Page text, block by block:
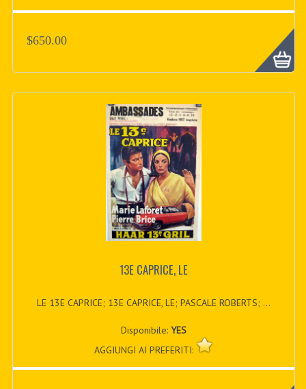
$650.00
13E CAPRICE, LE
LE 13E CAPRICE; 13E CAPRICE, LE; PASCALE ROBERTS; ...
Disponibile: YES
AGGIUNGI AI PREFERITI: